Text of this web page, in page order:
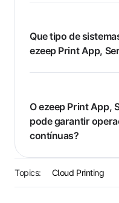
Que tipo de
ezeep Print App,
O ezeep Print App,
pode garantir
contínuas?
Topics: Cloud Printing